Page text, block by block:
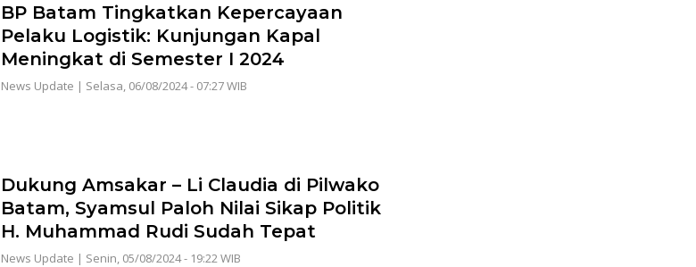
BP Batam Tingkatkan Kepercayaan
Pelaku Logistik: Kunjungan Kapal
Meningkat di Semester I 2024
News Update | Selasa, 06/08/2024 - 07:27 WIB
Dukung Amsakar – Li Claudia di Pilwako
Batam, Syamsul Paloh Nilai Sikap Politik
H. Muhammad Rudi Sudah Tepat
News Update | Senin, 05/08/2024 - 19:22 WIB